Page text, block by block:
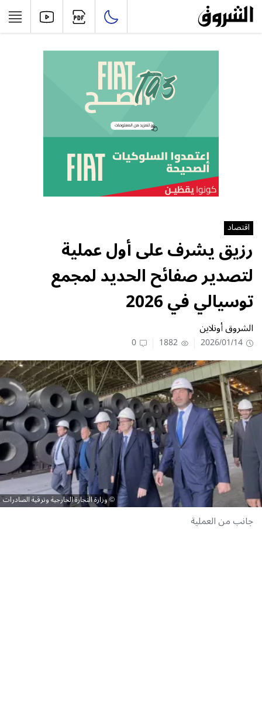
اقتصاد
رزيق يشرف على أول عملية
لتصدير صفائح الحديد لمجمع
توسيالي في 2026
الشروق أونلاين
2026/01/14
1882
0
وزارة التجارة الخارجية وترقية الصادرات
جانب من العملية